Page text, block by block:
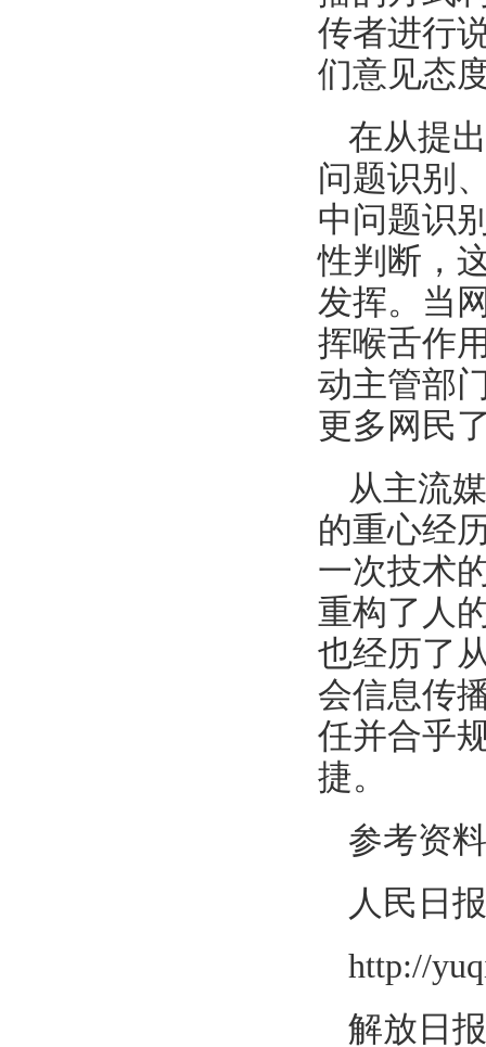
传者进行
们意见态
在从提
问题识别
中问题识
性判断，
发挥。当
挥喉舌作
动主管部
更多网民
从主流
的重心经
一次技术
重构了人
也经历了
会信息传
任并合乎
捷。
参考资
人民日
http://
解放日